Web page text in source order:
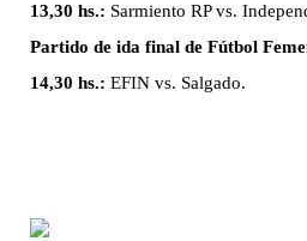
13,30 hs.: Sarmiento RP vs.
Partido de ida final de Fútbol
14,30 hs.: EFIN vs. Salgado.